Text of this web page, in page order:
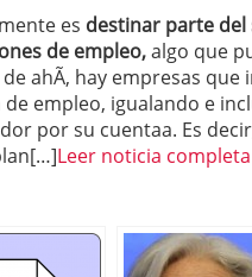
es destinar parte del
de empleo,algo que
ahÃ­, hay empresas que
empleo, igualando e
por su cuentaa. Es
Leer noticia